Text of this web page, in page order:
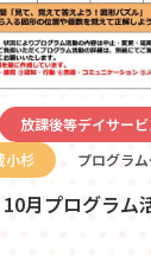
放課後等デイサービ
小杉
プログラ
月プログラム